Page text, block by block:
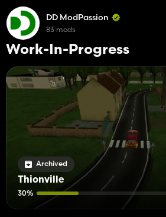
Work-In-Progress
Archived
Thionville
30%
DD ModPassion
83 mods